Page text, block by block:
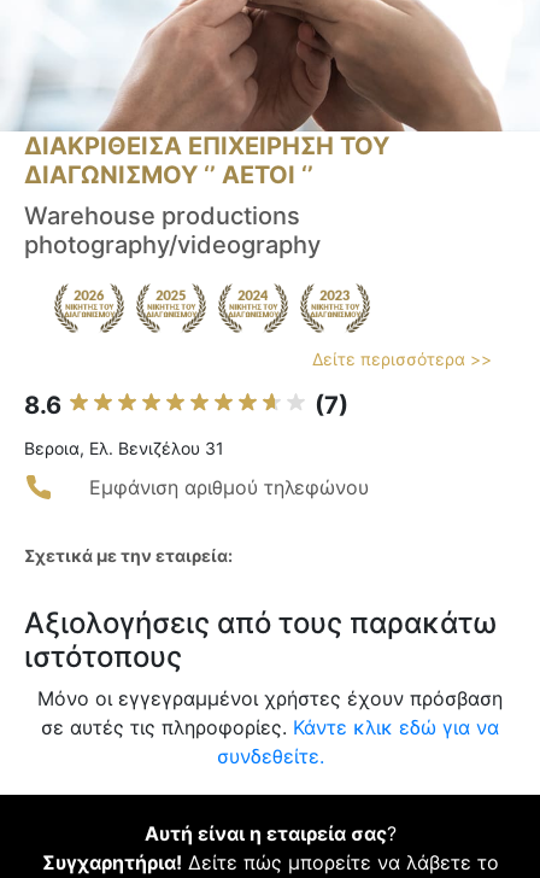
ΔΙΑΚΡΙΘΕΙΣΑ ΕΠΙΧΕΙΡΗΣΗ ΤΟΥ
ΔΙΑΓΩΝΙΣΜΟΥ ‘’ ΑΕΤΟΙ ‘’
Warehouse productions
photography/videography
Δείτε περισσότερα >>
8.6 (7)
Βεροια, Ελ. Βενιζέλου 31
Εμφάνιση αριθμού τηλεφώνου
Σχετικά με την εταιρεία:
Αξιολογήσεις από τους παρακάτω
ιστότοπους
Μόνο οι εγγεγραμμένοι χρήστες έχουν πρόσβαση
σε αυτές τις πληροφορίες. Κάντε κλικ εδώ για να
συνδεθείτε.
Αυτή είναι η εταιρεία σας?
Συγχαρητήρια! Δείτε πώς μπορείτε να λάβετε το